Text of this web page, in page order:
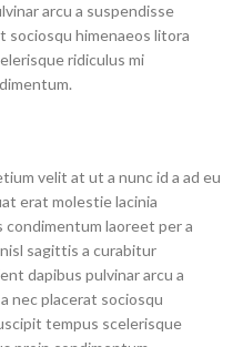
arcu a suspendisse
sociosqu himenaeos litora
ridiculus mi
velit at ut a nunc id a ad eu
erat molestie lacinia
condimentum laoreet per a
sagittis a curabitur
dapibus pulvinar arcu a
nec placerat sociosqu
tempus scelerisque